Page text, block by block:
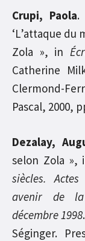
Crupi, Paola.
‘L’attaque du
Zola », in
Catherine
Clermond-
Pascal, 2000,
Dezalay,
selon Zola
siècles.
avenir de la
décembre 1998
Séginger.